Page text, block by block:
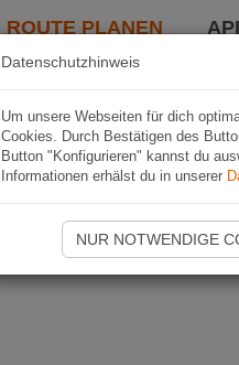
ROUTE PLANEN
Datenschutzhinweis
Um unsere Webseiten für dich
Cookies. Durch Bestätigen des
Button "Konfigurieren" kannst du
Informationen erhälst du in unserer
NUR NOTWENDIGE